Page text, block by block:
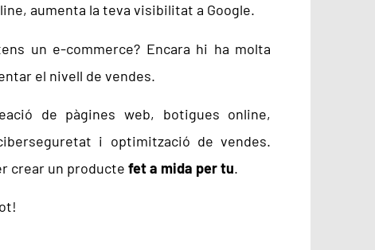
aumenta la teva visibilitat a Google.
un e-commerce? Encara hi ha molta
el nivell de vendes.
de pàgines web, botigues online,
i optimització de vendes.
crear un productefet a mida per tu.